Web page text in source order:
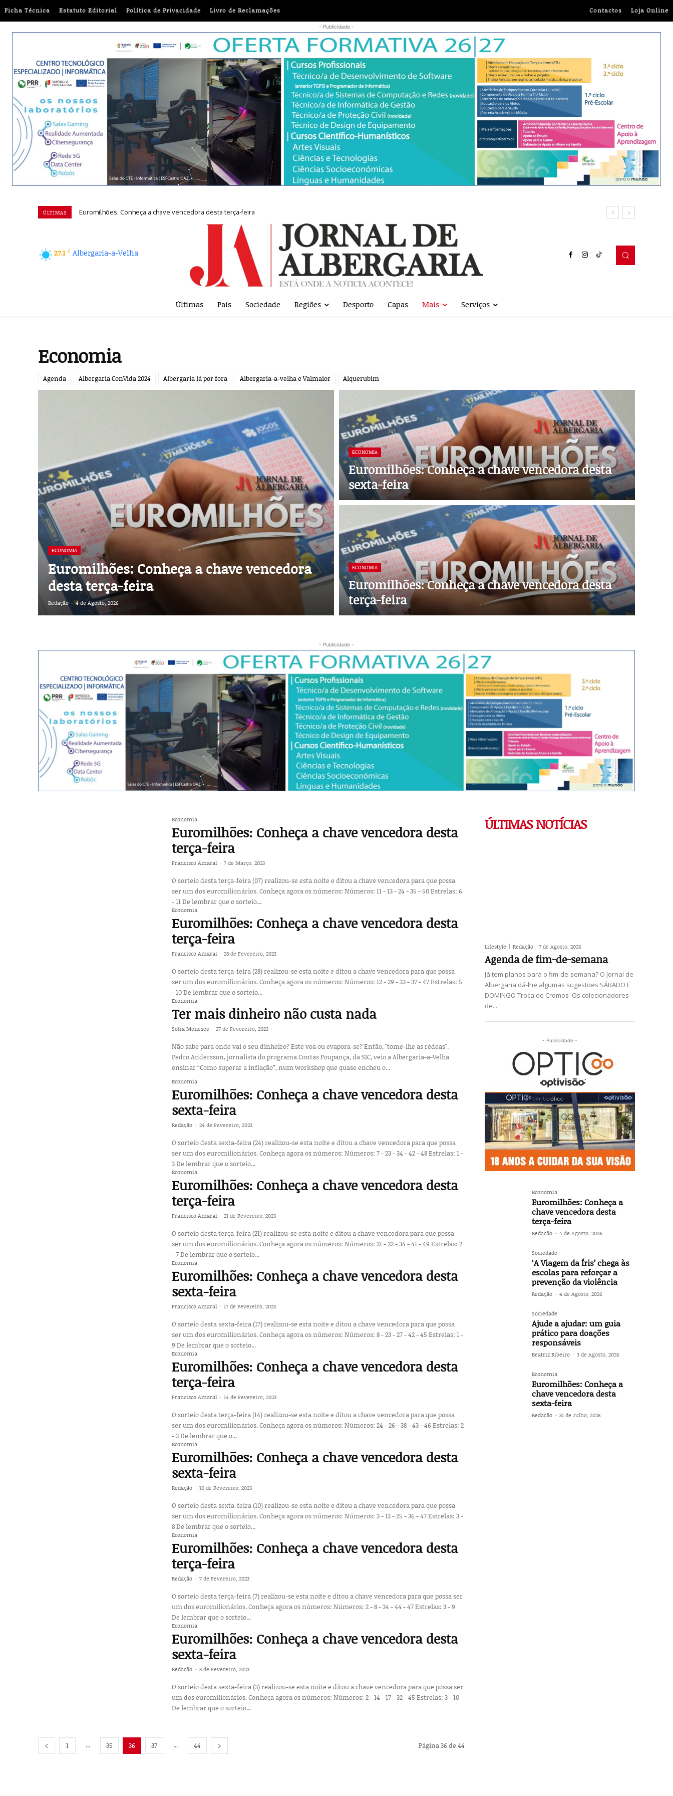
Contactos Loja Online
Ficha Técnica Estatuto Editorial Política de Privacidade Livro de Reclamações
- Publicidade -
ÚLTIMAS ‘A Viagem da Íris’ chega às escolas para reforçar a prevenção da violência
27.1 C Albergaria-a-Velha
Últimas País Sociedade Regiões Desporto Capas Mais Serviços
Economia
Agenda Albergaria ConVida 2024 Albergaria lá por fora Albergaria-a-velha e Valmaior Alquerubim
ECONOMIA
Euromilhões: Conheça a chave vencedora
desta terça-feira
Redação - 4 de Agosto, 2026
ECONOMIA
Euromilhões: Conheça a chave vencedora desta
sexta-feira
ECONOMIA
Euromilhões: Conheça a chave vencedora desta
terça-feira
- Publicidade -
Economia
Euromilhões: Conheça a chave vencedora desta
terça-feira
Francisco Amaral - 7 de Março, 2023
O sorteio desta terça-feira (07) realizou-se esta noite e ditou a chave vencedora para que possa
ser um dos euromilionários. Conheça agora os números: Números: 11 - 13 - 24 - 35 - 50 Estrelas: 6
- 11 De lembrar que o sorteio...
Economia
Euromilhões: Conheça a chave vencedora desta
terça-feira
Francisco Amaral - 28 de Fevereiro, 2023
O sorteio desta terça-feira (28) realizou-se esta noite e ditou a chave vencedora para que possa
ser um dos euromilionários. Conheça agora os números: Números: 12 - 29 - 33 - 37 - 47 Estrelas: 5
- 10 De lembrar que o sorteio...
Economia
Ter mais dinheiro não custa nada
Sofia Meneses - 27 de Fevereiro, 2023
Não sabe para onde vai o seu dinheiro? Este voa ou evapora-se? Então, "tome-lhe as rédeas".
Pedro Andersson, jornalista do programa Contas Poupança, da SIC, veio a Albergaria-a-Velha
ensinar “Como superar a inflação”, num workshop que quase encheu o...
Economia
Euromilhões: Conheça a chave vencedora desta
sexta-feira
Redação - 24 de Fevereiro, 2023
O sorteio desta sexta-feira (24) realizou-se esta noite e ditou a chave vencedora para que possa
ser um dos euromilionários. Conheça agora os números: Números: 7 - 23 - 34 - 42 - 48 Estrelas: 1 -
3 De lembrar que o sorteio...
Economia
Euromilhões: Conheça a chave vencedora desta
terça-feira
Francisco Amaral - 21 de Fevereiro, 2023
O sorteio desta terça-feira (21) realizou-se esta noite e ditou a chave vencedora para que possa
ser um dos euromilionários. Conheça agora os números: Números: 21 - 22 - 34 - 41 - 49 Estrelas: 2
- 7 De lembrar que o sorteio...
Economia
Euromilhões: Conheça a chave vencedora desta
sexta-feira
Francisco Amaral - 17 de Fevereiro, 2023
O sorteio desta sexta-feira (17) realizou-se esta noite e ditou a chave vencedora para que possa
ser um dos euromilionários. Conheça agora os números: Números: 8 - 23 - 27 - 42 - 45 Estrelas: 1 -
9 De lembrar que o sorteio...
Economia
Euromilhões: Conheça a chave vencedora desta
terça-feira
Francisco Amaral - 14 de Fevereiro, 2023
O sorteio desta terça-feira (14) realizou-se esta noite e ditou a chave vencedora para que possa
ser um dos euromilionários. Conheça agora os números: Números: 24 - 26 - 38 - 43 - 46 Estrelas: 2
- 3 De lembrar que o...
Economia
Euromilhões: Conheça a chave vencedora desta
sexta-feira
Redação - 10 de Fevereiro, 2023
O sorteio desta sexta-feira (10) realizou-se esta noite e ditou a chave vencedora para que possa
ser um dos euromilionários. Conheça agora os números: Números: 3 - 13 - 25 - 36 - 47 Estrelas: 3 -
8 De lembrar que o sorteio...
Economia
Euromilhões: Conheça a chave vencedora desta
terça-feira
Redação - 7 de Fevereiro, 2023
O sorteio desta terça-feira (7) realizou-se esta noite e ditou a chave vencedora para que possa ser
um dos euromilionários. Conheça agora os números: Números: 2 - 8 - 34 - 44 - 47 Estrelas: 3 - 9
De lembrar que o sorteio...
Economia
Euromilhões: Conheça a chave vencedora desta
sexta-feira
Redação - 3 de Fevereiro, 2023
O sorteio desta sexta-feira (3) realizou-se esta noite e ditou a chave vencedora para que possa ser
um dos euromilionários. Conheça agora os números: Números: 2 - 14 - 17 - 32 - 45 Estrelas: 3 - 10
De lembrar que o sorteio...
1 ... 35 36 37 ... 44 Página 36 de 44
ÚLTIMAS NOTÍCIAS
Lifestyle Redação -7 de Agosto, 2026
Agenda de fim-de-semana
Já tem planos para o fim-de-semana? O Jornal de
Albergaria dá-lhe algumas sugestões SÁBADO E
DOMINGO Troca de Cromos Os colecionadores
de...
- Publicidade -
Economia
Euromilhões: Conheça a
chave vencedora desta
terça-feira
Redação - 4 de Agosto, 2026
Sociedade
‘A Viagem da Íris’ chega às
escolas para reforçar a
prevenção da violência
Redação - 4 de Agosto, 2026
Sociedade
Ajude a ajudar: um guia
prático para doações
responsáveis
Beatriz Ribeiro - 3 de Agosto, 2026
Economia
Euromilhões: Conheça a
chave vencedora desta
sexta-feira
Redação - 31 de Julho, 2026